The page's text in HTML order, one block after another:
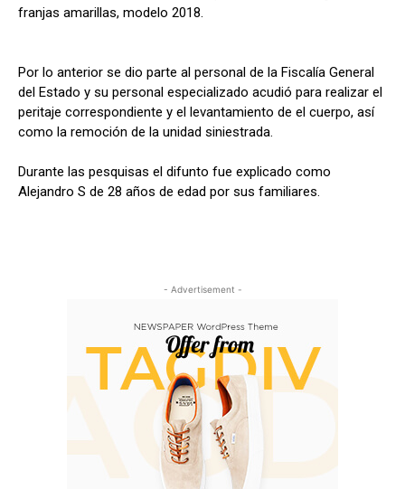
franjas amarillas, modelo 2018.
Por lo anterior se dio parte al personal de la Fiscalía General
del Estado y su personal especializado acudió para realizar el
peritaje correspondiente y el levantamiento de el cuerpo, así
como la remoción de la unidad siniestrada.
Durante las pesquisas el difunto fue explicado como
Alejandro S de 28 años de edad por sus familiares.
- Advertisement -